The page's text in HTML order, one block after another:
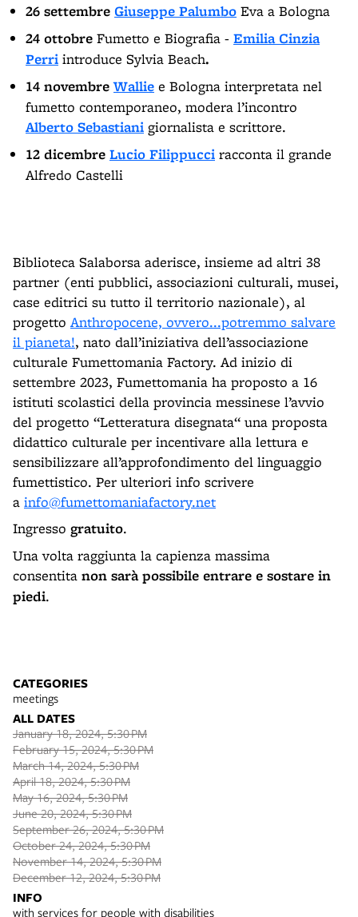
26 settembre Giuseppe Palumbo Eva a Bologna
24 ottobre Fumetto e Biografia - Emilia Cinzia
Perri introduce Sylvia Beach.
14 novembre Wallie e Bologna interpretata nel
fumetto contemporaneo, modera l’incontro
Alberto Sebastiani giornalista e scrittore.
12 dicembre Lucio Filippucci racconta il grande
Alfredo Castelli
Biblioteca Salaborsa aderisce, insieme ad altri 38
partner (enti pubblici, associazioni culturali, musei,
case editrici su tutto il territorio nazionale), al
progetto Anthropocene, ovvero...potremmo salvare
il pianeta!, nato dall’iniziativa dell’associazione
culturale Fumettomania Factory. Ad inizio di
settembre 2023, Fumettomania ha proposto a 16
istituti scolastici della provincia messinese l’avvio
del progetto “Letteratura disegnata“ una proposta
didattico culturale per incentivare alla lettura e
sensibilizzare all’approfondimento del linguaggio
fumettistico. Per ulteriori info scrivere
a info@fumettomaniafactory.net
Ingresso gratuito.
Una volta raggiunta la capienza massima
consentita non sarà possibile entrare e sostare in
piedi.
CATEGORIES
meetings
ALL DATES
January 18, 2024, 5:30 PM
February 15, 2024, 5:30 PM
March 14, 2024, 5:30 PM
April 18, 2024, 5:30 PM
May 16, 2024, 5:30 PM
June 20, 2024, 5:30 PM
September 26, 2024, 5:30 PM
October 24, 2024, 5:30 PM
November 14, 2024, 5:30 PM
December 12, 2024, 5:30 PM
INFO
with services for people with disabilities